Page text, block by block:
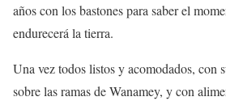
años con los bastones para saber el
endurecerá la tierra.
Una vez todos listos y acomodados, con
sobre las ramas de Wanamey, y con